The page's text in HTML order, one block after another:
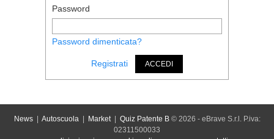
Password
Password dimenticata?
Registrati ACCEDI
News| Autoscuola| Market| Quiz Patente B© 2026 - eBrave S.r.l. P.iva:
02311500033